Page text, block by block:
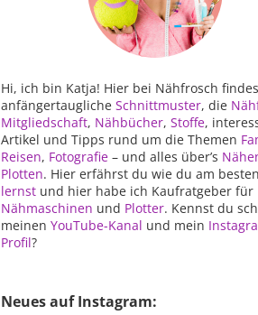
Hi, ich bin Katja! Hier bei Nähfrosch
anfängertaugliche Schnittmuster, die
Mitgliedschaft, Nähbücher, Stoffe,
Artikel und Tipps rund um die Themen
Reisen, Fotografie – und alles über’s
Plotten. Hier erfährst du wie du am besten
lernst und hier habe ich Kaufratgeber für
Nähmaschinen und Plotter. Kennst du
meinen YouTube-Kanal und mein
Profil?
Neues auf Instagram: